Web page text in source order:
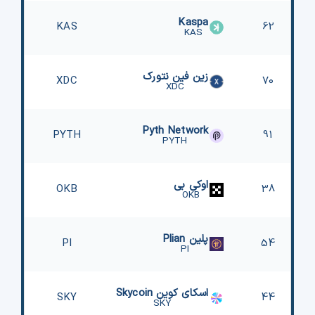
62
Kaspa
KAS
KAS
70 زین‌ فین نتورک
XDC
XDC
91
Pyth Network
PYTH
PYTH
38 اوکی بی
OKB
OKB
54 پلین Plian
PI
PI
44 اسکای کوین Skycoin
SKY
SKY